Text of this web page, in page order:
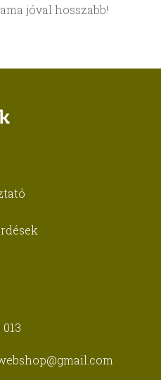
jóval hosszabb!